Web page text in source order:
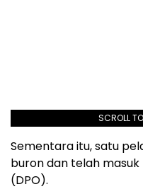
SCROLL
Sementara itu, satu
buron dan telah
(DPO).